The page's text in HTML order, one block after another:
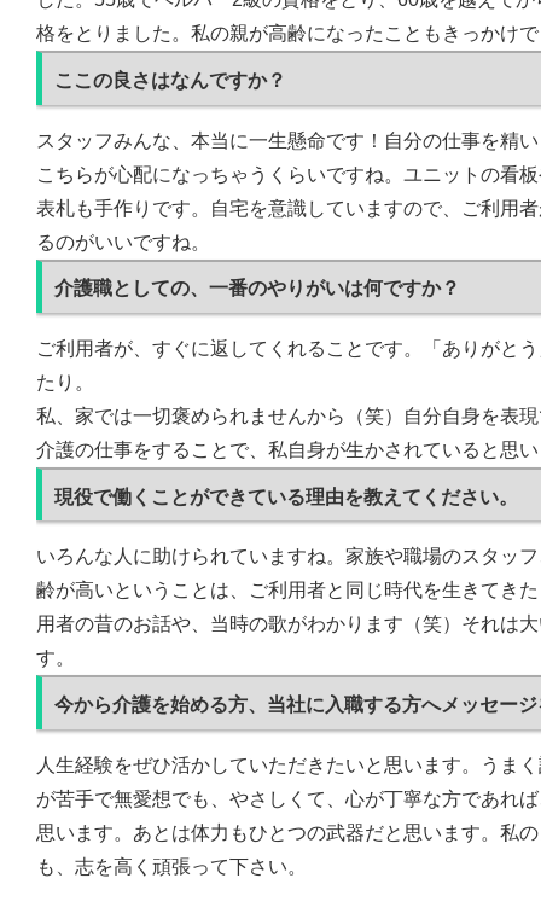
格をとりました。私の親が高齢になったこともきっかけ
ここの良さはなんですか？
スタッフみんな、本当に一生懸命です！自分の仕事を精
こちらが心配になっちゃうくらいですね。ユニットの看
表札も手作りです。自宅を意識していますので、ご利用
るのがいいですね。
介護職としての、一番のやりがいは何ですか？
ご利用者が、すぐに返してくれることです。「ありがと
たり。
私、家では一切褒められませんから（笑）自分自身を表
介護の仕事をすることで、私自身が生かされていると思
現役で働くことができている理由を教えてください。
いろんな人に助けられていますね。家族や職場のスタッ
齢が高いということは、ご利用者と同じ時代を生きてき
用者の昔のお話や、当時の歌がわかります（笑）それは
す。
今から介護を始める方、当社に入職する方へメッセー
人生経験をぜひ活かしていただきたいと思います。うま
が苦手で無愛想でも、やさしくて、心が丁寧な方であれ
思います。あとは体力もひとつの武器だと思います。私
も、志を高く頑張って下さい。